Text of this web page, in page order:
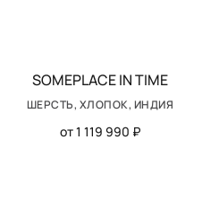
SOMEPLACE IN TIME
ШЕРСТЬ, ХЛОПОК, ИНДИЯ
от 1 119 990 ₽